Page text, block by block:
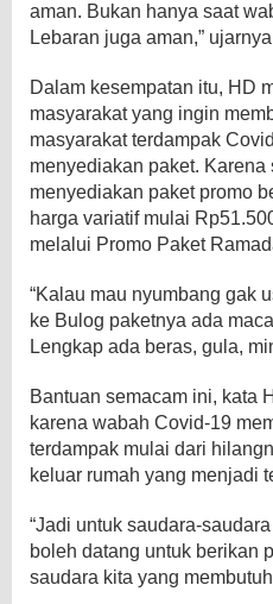
aman. Bukan hanya saat
Lebaran juga aman,”
Dalam kesempatan itu, HD
masyarakat yang ingin
masyarakat terdampak
menyediakan paket.
menyediakan paket promo
harga variatif mulai
melalui Promo Paket
“Kalau mau nyumbang gak
ke Bulog paketnya ada
Lengkap ada beras, gula,
Bantuan semacam ini, kata
karena wabah Covid-19
terdampak mulai dari
keluar rumah yang menjadi
“Jadi untuk saudara-
boleh datang untuk berikan
saudara kita yang